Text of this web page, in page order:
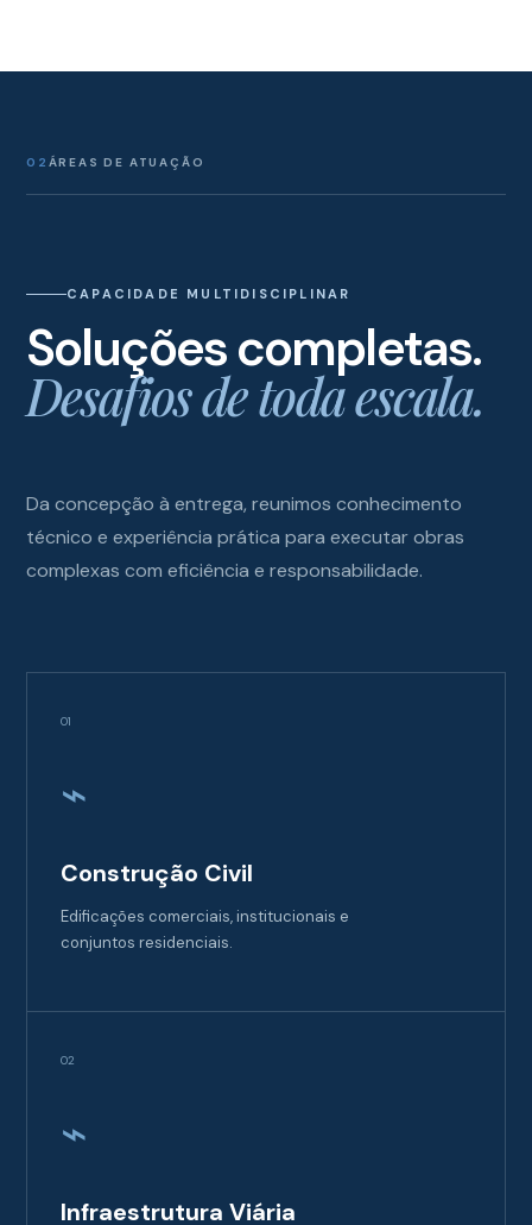
02 ÁREAS DE ATUAÇÃO
CAPACIDADE MULTIDISCIPLINAR
Soluções completas.
Desafios de toda escala.
Da concepção à entrega, reunimos conhecimento
técnico e experiência prática para executar obras
complexas com eficiência e responsabilidade.
01
⌁
Construção Civil
Edificações comerciais, institucionais e
conjuntos residenciais.
02
⌁
Infraestrutura Viária